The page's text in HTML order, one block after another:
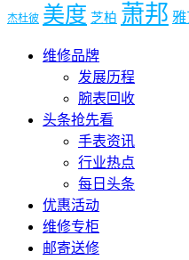
杰杜彼 美度 芝柏 萧邦 雅
维修品牌
发展历程
腕表回收
头条抢先看
手表资讯
行业热点
每日头条
优惠活动
维修专柜
邮寄送修